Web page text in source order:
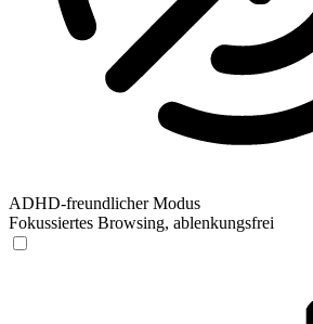
ADHD-freundlicher Modus
Fokussiertes Browsing, ablenkungsfrei